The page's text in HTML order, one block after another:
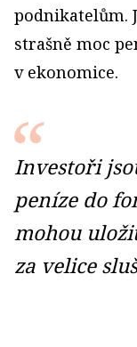
podnikatelům.
strašně moc
v ekonomice.
Investoři
peníze do
mohou
za velice